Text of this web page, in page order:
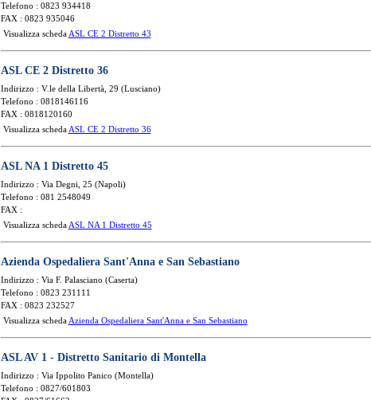
Telefono : 0823 934418
FAX : 0823 935046
Visualizza scheda ASL CE 2 Distretto 43
ASL CE 2 Distretto 36
Indirizzo : V.le della Libertà, 29 (Lusciano)
Telefono : 0818146116
FAX : 0818120160
Visualizza scheda ASL CE 2 Distretto 36
ASL NA 1 Distretto 45
Indirizzo : Via Degni, 25 (Napoli)
Telefono : 081 2548049
FAX :
Visualizza scheda ASL NA 1 Distretto 45
Azienda Ospedaliera Sant'Anna e San Sebastiano
Indirizzo : Via F. Palasciano (Caserta)
Telefono : 0823 231111
FAX : 0823 232527
Visualizza scheda Azienda Ospedaliera Sant'Anna e San Sebastiano
ASL AV 1 - Distretto Sanitario di Montella
Indirizzo : Via Ippolito Panico (Montella)
Telefono : 0827/601803